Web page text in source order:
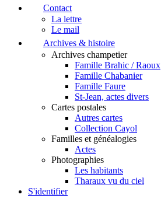
Contact
La lettre
Le mail
Archives & histoire
Archives champetier
Famille Brahic / Raoux
Famille Chabanier
Famille Faure
St-Jean, actes divers
Cartes postales
Autres cartes
Collection Cayol
Familles et généalogies
Actes
Photographies
Les habitants
Tharaux vu du ciel
S'identifier